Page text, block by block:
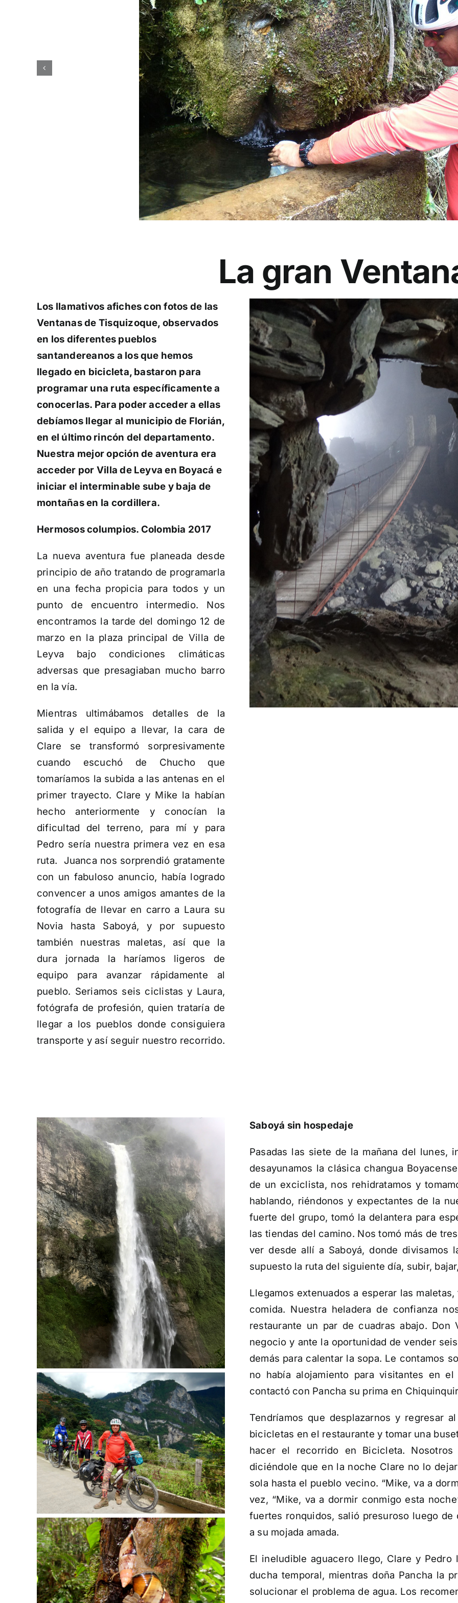
La gran
Los llamativos afiches con fotos de las
Ventanas de Tisquizoque, observados
en los diferentes pueblos
santandereanos a los que hemos
llegado en bicicleta, bastaron para
programar una ruta específicamente a
conocerlas. Para poder acceder a ellas
debíamos llegar al municipio de Florián,
en el último rincón del departamento.
Nuestra mejor opción de aventura era
acceder por Villa de Leyva en Boyacá e
iniciar el interminable sube y baja de
montañas en la cordillera.
Hermosos columpios. Colombia 2017
La nueva aventura fue planeada desde
principio de año tratando de programarla
en una fecha propicia para todos y un
punto de encuentro intermedio. Nos
encontramos la tarde del domingo 12 de
marzo en la plaza principal de Villa de
Leyva bajo condiciones climáticas
adversas que presagiaban mucho barro
en la vía.
Mientras ultimábamos detalles de la
salida y el equipo a llevar, la cara de
Clare se transformó sorpresivamente
cuando escuchó de Chucho que
tomaríamos la subida a las antenas en el
primer trayecto. Clare y Mike la habían
hecho anteriormente y conocían la
dificultad del terreno, para mí y para
Pedro sería nuestra primera vez en esa
ruta. Juanca nos sorprendió gratamente
con un fabuloso anuncio, había logrado
convencer a unos amigos amantes de la
fotografía de llevar en carro a Laura su
Novia hasta Saboyá, y por supuesto
también nuestras maletas, así que la
dura jornada la haríamos ligeros de
equipo para avanzar rápidamente al
pueblo. Seriamos seis ciclistas y Laura,
fotógrafa de profesión, quien trataría de
llegar a los pueblos donde consiguiera
transporte y así seguir nuestro recorrido.
Saboyá sin hospedaje
Pasadas las siete de la mañana del lunes,
desayunamos la clásica changua
de un exciclista, nos rehidratamos y
hablando, riéndonos y expectantes de la
fuerte del grupo, tomó la delantera para
las tiendas del camino. Nos tomó más de
ver desde allí a Saboyá, donde divisamos
supuesto la ruta del siguiente día, subir,
Llegamos extenuados a esperar las
comida. Nuestra heladera de confianza
restaurante un par de cuadras abajo.
negocio y ante la oportunidad de vender
demás para calentar la sopa. Le contamos
no había alojamiento para visitantes en
contactó con Pancha su prima en
Tendríamos que desplazarnos y regresar
bicicletas en el restaurante y tomar una
hacer el recorrido en Bicicleta.
diciéndole que en la noche Clare no lo
sola hasta el pueblo vecino. “Mike, va a
vez, “Mike, va a dormir conmigo esta
fuertes ronquidos, salió presuroso luego
a su mojada amada.
El ineludible aguacero llego, Clare y
ducha temporal, mientras doña Pancha la
solucionar el problema de agua. Los